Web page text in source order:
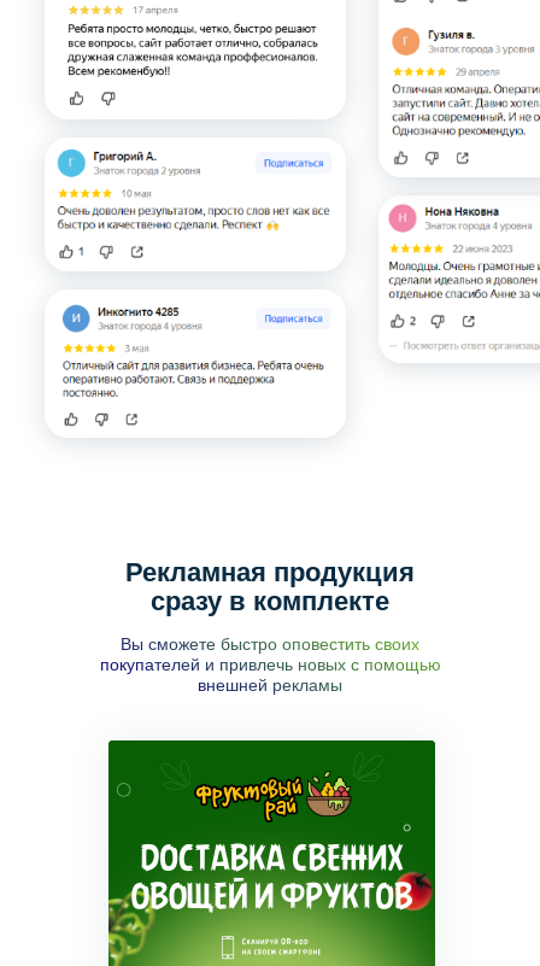
Рекламная продукция
сразу в комплекте
Вы сможете быстро оповестить своих
покупателей и привлечь новых с помощью
внешней рекламы